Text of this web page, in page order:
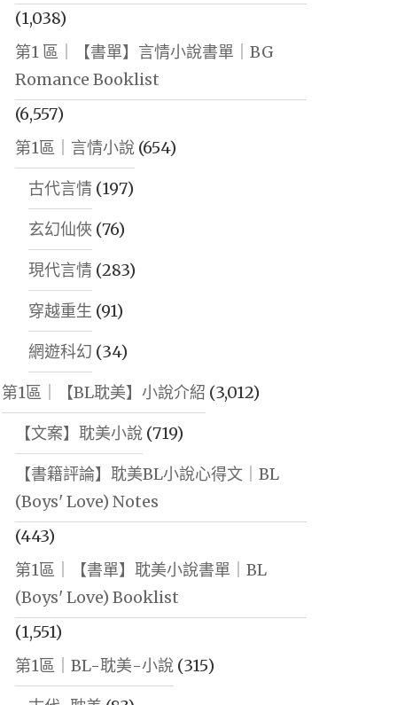
(1,038)
第1 區｜【書單】言情小說書單｜BG
Romance Booklist
(6,557)
第1區｜言情小說(654)
古代言情(197)
玄幻仙俠 (76)
現代言情(283)
穿越重生 (91)
網遊科幻 (34)
第1區｜【BL耽美】小說介紹 (3,012)
【文案】耽美小說(719)
【書籍評論】耽美BL小說心得文｜BL
(Boys' Love) Notes
(443)
第1區｜【書單】耽美小說書單｜BL
(Boys' Love) Booklist
(1,551)
第1區｜BL-耽美-小說(315)